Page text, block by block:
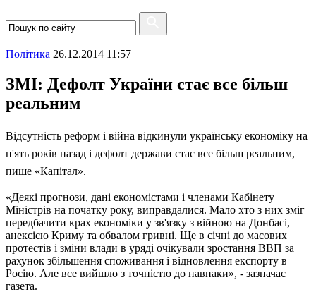
Полiтика 26.12.2014 11:57
ЗМІ: Дефолт України стає все більш
реальним
Відсутність реформ і війна відкинули українську економіку на
п'ять років назад і дефолт держави стає все більш реальним,
пише «Капітал».
«Деякі прогнози, дані економістами і членами Кабінету
Міністрів на початку року, виправдалися. Мало хто з них зміг
передбачити крах економіки у зв'язку з війною на Донбасі,
анексією Криму та обвалом гривні. Ще в січні до масових
протестів і зміни влади в уряді очікували зростання ВВП за
рахунок збільшення споживання і відновлення експорту в
Росію. Але все вийшло з точністю до навпаки», - зазначає
газета.